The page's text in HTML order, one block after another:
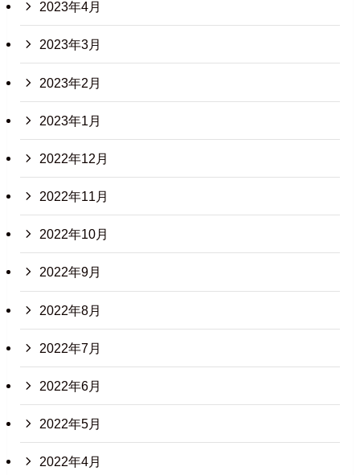
2023年4月
2023年3月
2023年2月
2023年1月
2022年12月
2022年11月
2022年10月
2022年9月
2022年8月
2022年7月
2022年6月
2022年5月
2022年4月